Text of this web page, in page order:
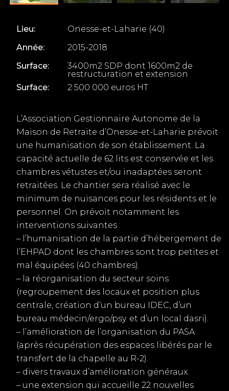
Lieu:
Onesse-et-Laharie (40)
Année:
2015-2018
Surface:
3400m2 SDP dont 1600m2 de
restructuration et extension
Surface:
2 500 000 euros HT
L’Association Gestionnaire Autonome de la
Maison de Retraite d’Onesse-et-Laharie prévoit
une humanisation de son établissement. La
capacité actuelle de 62 lits est conservée et les
chambres vétustes et/ou inadaptées seront
retraitées. Le chantier sera réalisé avec le
minimum de nuisances pour les résidents et le
personnel. On prévoit notamment les
interventions suivantes :
– l’humanisation de la partie d’hébergement de
l’EHPAD dont les chambres sont trop petites et
mal équipées (40 chambres).
– la réorganisation du secteur soins
(regroupement des locaux et position plus
centrale, création d’un bureau IDEC, d’un
bureau médecin/ergo/psy. et d’un local dasri).
– l’amélioration de l’organisation du PASA
(après récupération des espaces libérés par le
transfert de la chapelle au R-2).
– divers travaux d’amélioration généraux.
– une extension qui accueille 22 nouvelles